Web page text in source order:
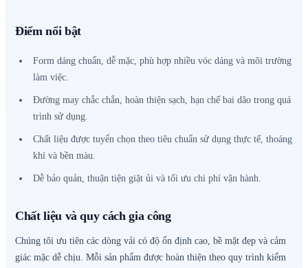
Điểm nổi bật
Form dáng chuẩn, dễ mặc, phù hợp nhiều vóc dáng và môi trường
làm việc.
Đường may chắc chắn, hoàn thiện sạch, hạn chế bai dão trong quá
trình sử dụng.
Chất liệu được tuyển chọn theo tiêu chuẩn sử dụng thực tế, thoáng
khí và bền màu.
Dễ bảo quản, thuận tiện giặt ủi và tối ưu chi phí vận hành.
Chất liệu và quy cách gia công
Chúng tôi ưu tiên các dòng vải có độ ổn định cao, bề mặt đẹp và cảm
giác mặc dễ chịu. Mỗi sản phẩm được hoàn thiện theo quy trình kiểm